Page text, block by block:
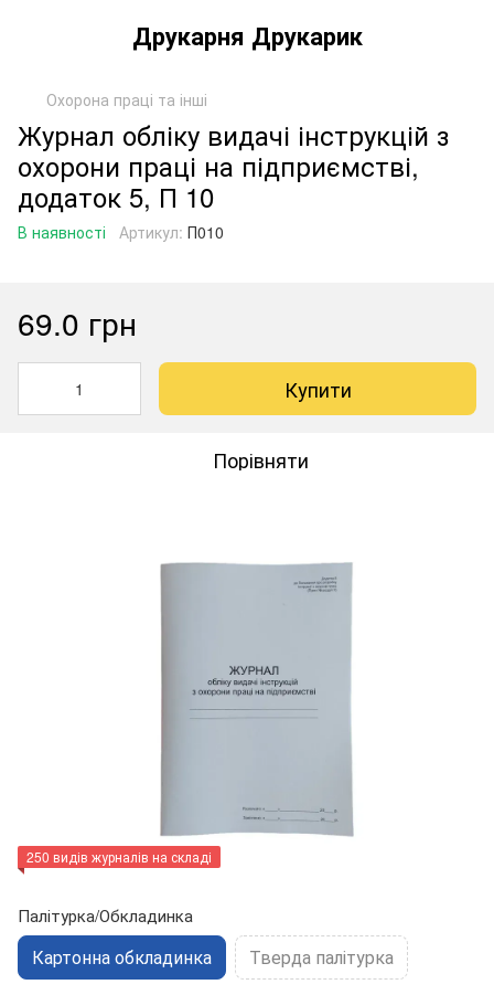
Друкарня Друкарик
Охорона праці та інші
Журнал обліку видачі інструкцій з
охорони праці на підприємстві,
додаток 5, П 10
В наявності Артикул: П010
69.0 грн
Купити
Порівняти
250 видів журналів на складі
Палітурка/Обкладинка
Картонна обкладинка Тверда палітурка